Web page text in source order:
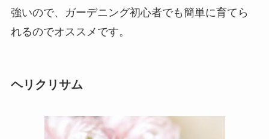
強いので、ガーデニング初心者でも簡単に育てら
れるのでオススメです。
ヘリクリサム